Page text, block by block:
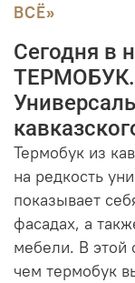
ВСЁ»
Сегодня в
ТЕРМОБУК.
Термобук из
на редкость
показывает
фасадах, а
мебели. В этой
чем термобук